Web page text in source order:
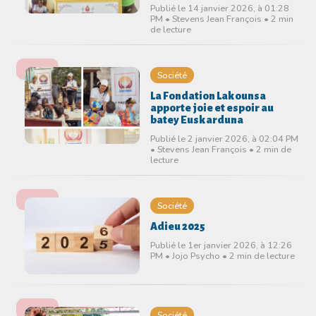
Publié le 14 janvier 2026, à 01:28
PM • Stevens Jean François • 2 min
de lecture
Société
La Fondation Lakounsa
apporte joie et espoir au
batey Euskarduna
Publié le 2 janvier 2026, à 02:04 PM
• Stevens Jean François • 2 min de
lecture
Société
Adieu 2025
Publié le 1er janvier 2026, à 12:26
PM • Jojo Psycho • 2 min de lecture